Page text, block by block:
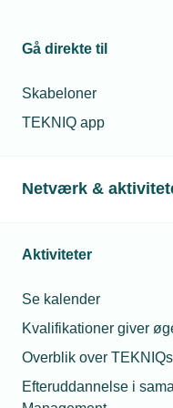
Gå direkte til
Skabeloner
TEKNIQ app
Netværk &
Aktiviteter
Se kalender
Kvalifikationer giver
Overblik over
Efteruddannelse i
Postnummeret
fritidsjob